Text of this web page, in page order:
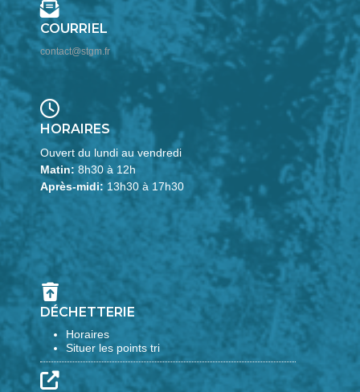
COURRIEL
contact@stgm.fr
HORAIRES
Ouvert du lundi au vendredi
Matin: 8h30 à 12h
Après-midi: 13h30 à 17h30
DÉCHETTERIE
Horaires
Situer les points tri